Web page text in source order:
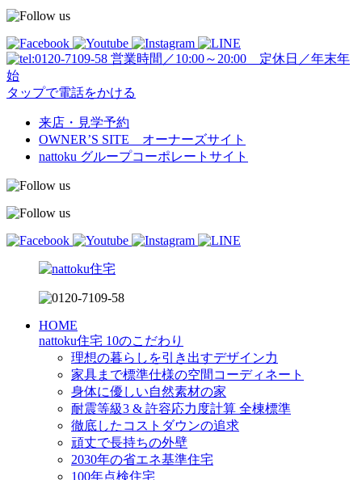
営業時間／10:00～20:00 定休日／年末年
始
タップで電話をかける
来店・見学予約
OWNER’S SITE オーナーズサイト
nattoku グループコーポレートサイト
HOME
nattoku住宅 10のこだわり
理想の暮らしを引き出すデザイン力
家具まで標準仕様の空間コーディネート
身体に優しい自然素材の家
耐震等級3 & 許容応力度計算 全棟標準
徹底したコストダウンの追求
頑丈で長持ちの外壁
2030年の省エネ基準住宅
100年点検住宅